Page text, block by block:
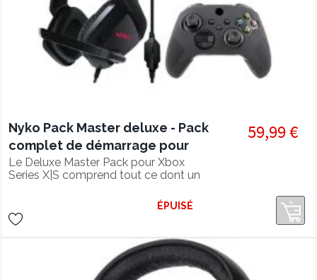
Nyko Pack Master deluxe - Pack
complet de démarrage pour
Xbox Series X
Le Deluxe Master Pack pour Xbox
Series X|S comprend tout ce dont un
console. C'est le complément parfait à
la nouvelle console Xbox™ !
59,99 €
ÉPUISÉ